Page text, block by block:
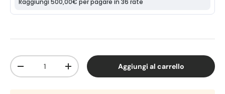
Q.tà
-
+ Aggiungi al carrello